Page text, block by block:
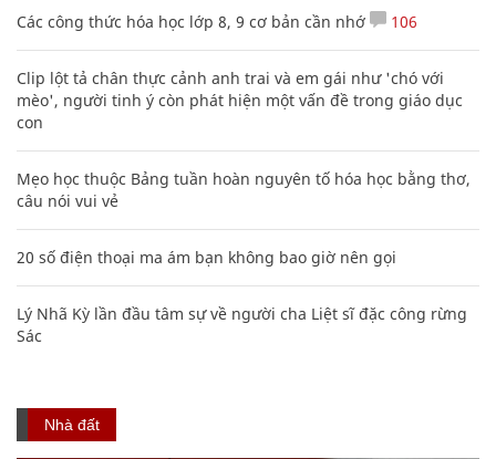
Các công thức hóa học lớp 8, 9 cơ bản cần nhớ 106
Clip lột tả chân thực cảnh anh trai và em gái như 'chó với
mèo', người tinh ý còn phát hiện một vấn đề trong giáo dục
con
Mẹo học thuộc Bảng tuần hoàn nguyên tố hóa học bằng thơ,
câu nói vui vẻ
20 số điện thoại ma ám bạn không bao giờ nên gọi
Lý Nhã Kỳ lần đầu tâm sự về người cha Liệt sĩ đặc công rừng
Sác
Nhà đất